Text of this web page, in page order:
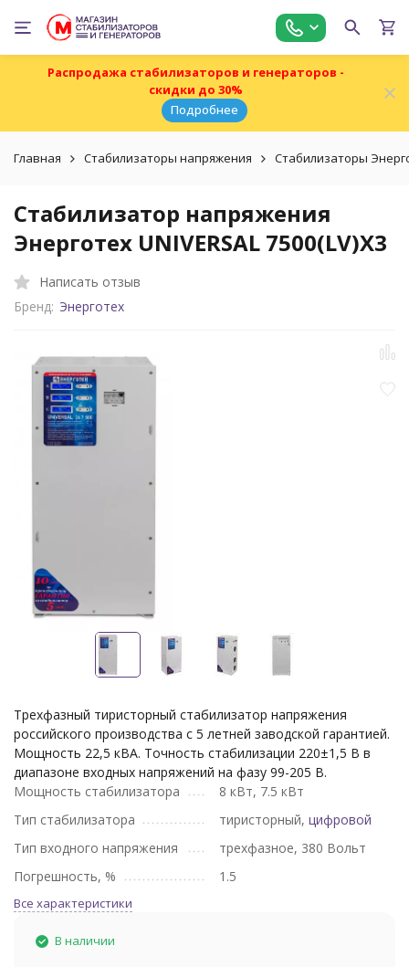
Распродажа стабилизаторов и генераторов -
скидки до 30%
Подробнее
Главная Стабилизаторы напряжения Стабилизаторы
Стабилизатор напряжения
Энерготех UNIVERSAL 7500(LV)X3
Написать отзыв
Бренд: Энерготех
Трехфазный тиристорный стабилизатор напряжения
российского производства с 5 летней заводской гарантией.
Мощность 22,5 кВА. Точность стабилизации 220±1,5 В в
диапазоне входных напряжений на фазу 99-205 В.
Мощность стабилизатора
8 кВт, 7.5 кВт
Тип стабилизатора
тиристорный, цифровой
Тип входного напряжения
трехфазное, 380 Вольт
Погрешность, %
1.5
Все характеристики
В наличии